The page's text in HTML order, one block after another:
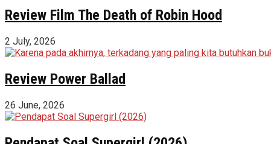
Review Film The Death of Robin Hood
2 July, 2026
Review Power Ballad
26 June, 2026